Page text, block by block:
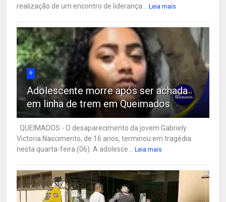
realização de um encontro de liderança...
Leia mais
6
Adolescente morre após ser achada
em linha de trem em Queimados
QUEIMADOS - O desaparecimento da jovem Gabriely
Victoria Nascimento, de 16 anos, terminou em tragédia
nesta quarta-feira (06). A adolesce...
Leia mais